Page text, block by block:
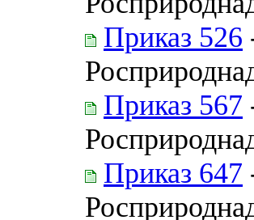
Приказ 526
Приказ 567
Приказ 647